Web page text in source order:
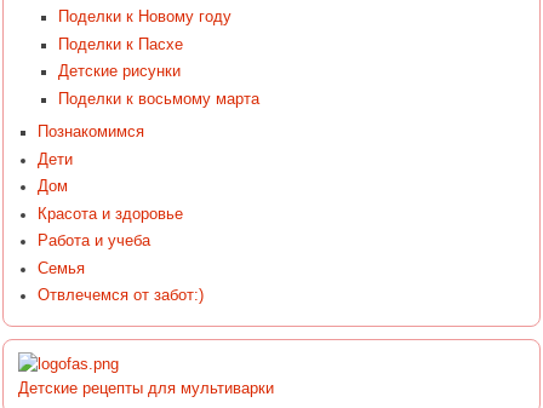
Поделки к Новому году
Поделки к Пасхе
Детские рисунки
Поделки к восьмому марта
Познакомимся
Дети
Дом
Красота и здоровье
Работа и учеба
Семья
Отвлечемся от забот:)
Детские рецепты для мультиварки